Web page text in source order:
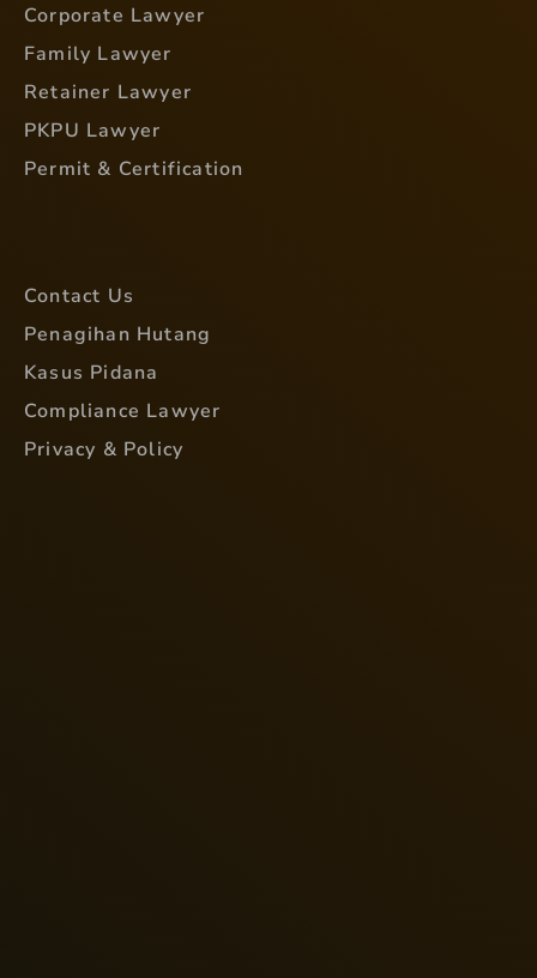
Corporate Lawyer
Family Lawyer
Retainer Lawyer
PKPU Lawyer
Permit & Certification
Contact Us
Penagihan Hutang
Kasus Pidana
Compliance Lawyer
Privacy & Policy